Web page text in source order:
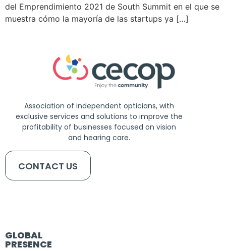
del Emprendimiento 2021 de South Summit en el que se
muestra cómo la mayoría de las startups ya […]
Association of independent opticians, with
exclusive services and solutions to improve the
profitability of businesses focused on vision
and hearing care.
CONTACT US
GLOBAL
PRESENCE